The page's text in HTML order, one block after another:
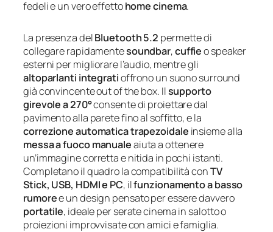
fedeli e un vero effettohome cinema.
La presenza delBluetooth 5.2 permette di
collegare rapidamentesoundbar,cuffieo speaker
esterni per migliorare l’audio, mentre gli
altoparlanti integratioffrono un suono surround
già convincente out of the box. Ilsupporto
girevole a 270°consente di proiettare dal
pavimento alla parete fino al soffitto, e la
correzione automatica trapezoidale insieme alla
messa a fuoco manualeaiuta a ottenere
un’immagine corretta e nitida in pochi istanti.
Completano il quadro la compatibilità conTV
Stick, USB, HDMI e PC, ilfunzionamento a basso
rumoree un design pensato per essere davvero
portatile, ideale per serate cinema in salotto o
proiezioni improvvisate con amici e famiglia.